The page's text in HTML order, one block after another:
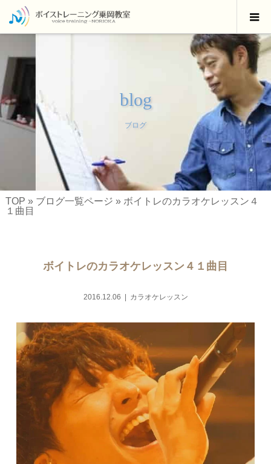
blog
ブログ
TOP » ブログ一覧ページ » ボイトレのカラオケレッスン４
１曲目
ボイトレのカラオケレッスン４１曲目
2016.12.06 カラオケレッスン